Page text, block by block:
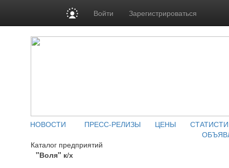
Войти Зарегистрироваться
НОВОСТИ ПРЕСС-РЕЛИЗЫ ЦЕНЫ
Каталог предприятий
"Воля" к/х